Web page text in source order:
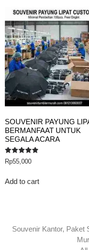
SOUVENIR PAYUNG
BERMANFAAT UNTUK
SEGALA ACARA
Rated
5.00
Rp55,000
Add to cart
Souvenir Kantor, Paket